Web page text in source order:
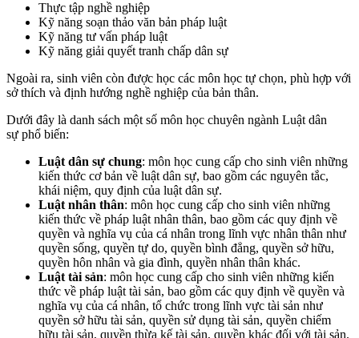
Thực tập nghề nghiệp
Kỹ năng soạn thảo văn bản pháp luật
Kỹ năng tư vấn pháp luật
Kỹ năng giải quyết tranh chấp dân sự
Ngoài ra, sinh viên còn được học các môn học tự chọn, phù hợp với
sở thích và định hướng nghề nghiệp của bản thân.
Dưới đây là danh sách một số môn học chuyên ngành Luật dân
sự phổ biến:
Luật dân sự chung: môn học cung cấp cho sinh viên những
kiến thức cơ bản về luật dân sự, bao gồm các nguyên tắc,
khái niệm, quy định của luật dân sự.
Luật nhân thân: môn học cung cấp cho sinh viên những
kiến thức về pháp luật nhân thân, bao gồm các quy định về
quyền và nghĩa vụ của cá nhân trong lĩnh vực nhân thân như
quyền sống, quyền tự do, quyền bình đẳng, quyền sở hữu,
quyền hôn nhân và gia đình, quyền nhân thân khác.
Luật tài sản: môn học cung cấp cho sinh viên những kiến
thức về pháp luật tài sản, bao gồm các quy định về quyền và
nghĩa vụ của cá nhân, tổ chức trong lĩnh vực tài sản như
quyền sở hữu tài sản, quyền sử dụng tài sản, quyền chiếm
hữu tài sản, quyền thừa kế tài sản, quyền khác đối với tài sản.